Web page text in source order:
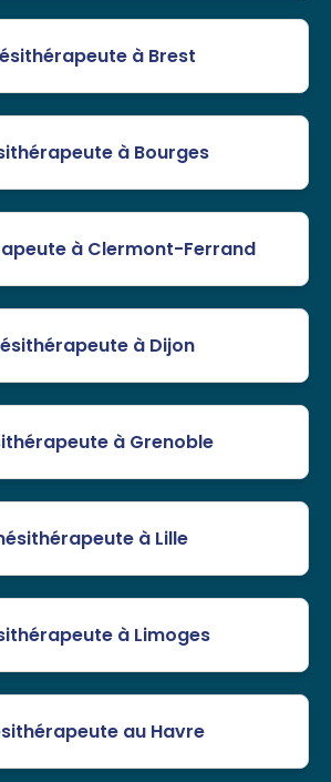
à Brest
à Bourges
à Clermont-Ferrand
à Dijon
à Grenoble
à Lille
à Limoges
au Havre